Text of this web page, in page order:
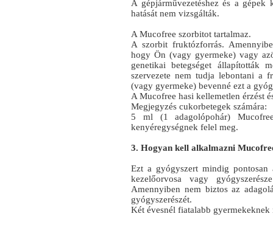
A gépjárművezetéshez és a gépek
hatását nem vizsgálták.
A Mucofree szorbitot tartalmaz.
A szorbit fruktózforrás.
hogy Ön (vagy gyermeke) vagy
genetikai betegséget állapították
szervezete nem tudja lebontani a
(vagy gyermeke) bevenné ezt a
A Mucofree hasi kellemetlen érzést
Megjegyzés cukorbetegek számára:
5 ml (1 adagolópohár)
kenyéregységnek felel meg.
3. Hogyan kell alkalmazni
Ezt a gyógyszert mindig
kezelőorvosa vagy
Amennyiben nem biztos az
gyógyszerészét.
Két évesnél fiatalabb gyermekeknek